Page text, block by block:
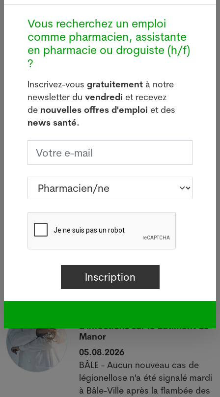
Ces retards pris dans l'octroi des autorisations
s'expliquent par la segmentation des essais
cliniques, qui doivent démontrer leur efficacité par
type d'organe d'origine du cancer, regrettent-ils.
Le 31 janvier 2024. Sources : Keystone-ATS. Crédits
photos: Adobe Stock, Pixabay ou Pharmanetis Sàrl
(Creapharma.ch).
newsletter spécialeconcernant le monde de la
biotechnologieet de l'industrie pharmaceutique et
recevez des news pertinentes,gratuit!
Dernières news
d'infections sur le bâtiment de
Manor
05.08.2026
BÂLE - Aucun nouveau cas de
légionellose n'a été signalé mardi
à Bâle-Ville après la flambée des
Vous recherchez un emploi
comme pharmacien, assistante
en pharmacie ou droguiste (h/f)
?
Inscrivez-vous gratuitement à notre
newsletter du vendredi et recevez
de nouvelles offres d'emploi et des
news santé.